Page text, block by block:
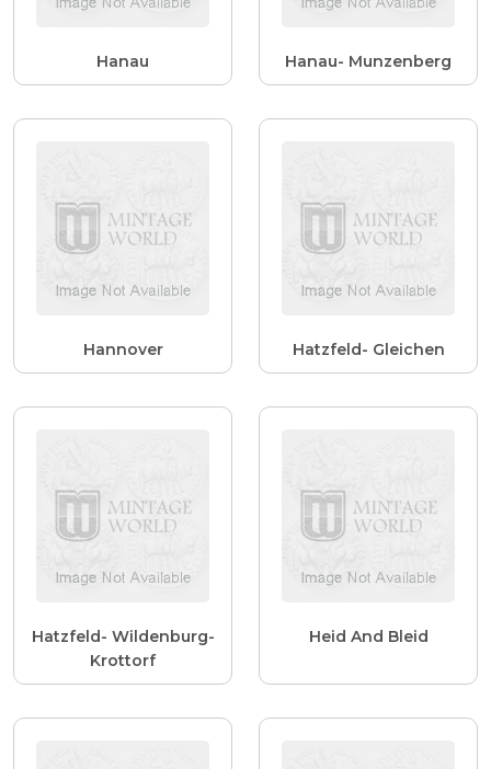
Hanau Hanau- Munzenberg
Hannover Hatzfeld- Gleichen
Hatzfeld- Wildenburg-
Krottorf
Heid And Bleid